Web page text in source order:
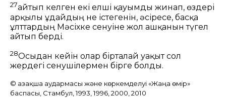
27Қайтып келген екі елші қауымды жинап, өздері
арқылы Құдайдың не істегенін, әсіресе, басқа
ұлттардың Мәсіхке сенуіне жол ашқанын түгел
айтып берді.
28Осыдан кейін олар бірталай уақыт сол
жердегі сенушілермен бірге болды.
© Қазақша аудармасы және көркемделуі «Жаңа өмір»
баспасы, Стамбул, 1993, 1996, 2000, 2010